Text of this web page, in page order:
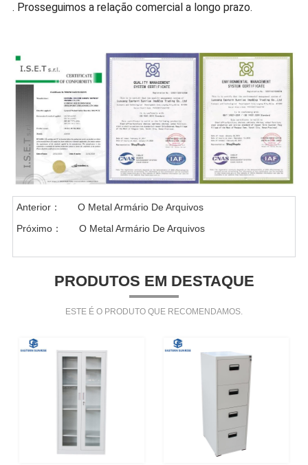
. Prosseguimos a relação comercial a longo prazo.
Anterior：
O Metal Armário De Arquivos
Próximo：
O Metal Armário De Arquivos
PRODUTOS EM DESTAQUE
ESTE É O PRODUTO QUE RECOMENDAMOS.